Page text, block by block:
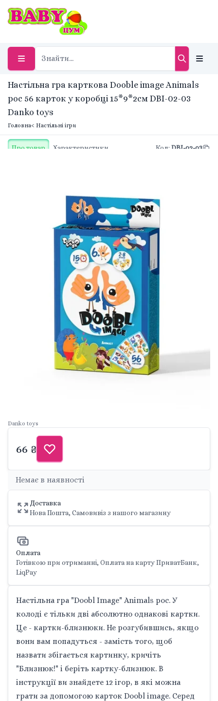
Настільна гра карткова Dooble image Animals
рос 56 карток у коробці 15*9*2см DBI-02-03
Danko toys
Головна< Настільні ігри
Про товар Характеристики Код: DBI-02-03
Danko toys
66 ₴
Немає в наявності
Доставка
Нова Пошта, Самовивіз з нашого магазину
Оплата
Готівкою при отриманні, Оплата на карту ПриватБанк,
LiqPay
Настільна гра "Doobl Image" Animals рос. У
колоді є тільки дві абсолютно однакові картки.
Це - картки-близнюки. Не розгубившись, якщо
вони вам попадуться - замість того, щоб
назвати збігається картинку, кричіть
"Близнюк!" і беріть картку-близнюк. В
інструкції ви знайдете 12 ігор, в які можна
грати за допомогою карток Doobl image. Серед